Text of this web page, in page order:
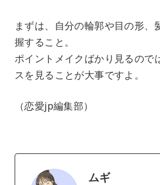
まずは、自分の輪郭や目の形、
握すること。
ポイントメイクばかり見るので
スを見ることが大事ですよ。
（恋愛jp編集部）
ムギ